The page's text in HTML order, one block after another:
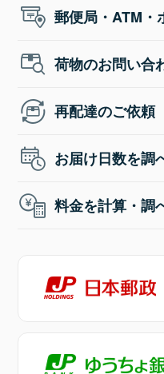
郵便局・ATM・
荷物のお問い合
再配達のご依頼
お届け日数を調
料金を計算・調